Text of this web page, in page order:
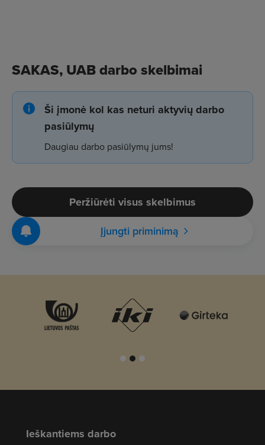
SAKAS, UAB darbo skelbimai
Ši įmonė kol kas neturi aktyvių darbo
pasiūlymų
Daugiau darbo pasiūlymų jums!
Peržiūrėti visus skelbimus
Įjungti priminimą
Ieškantiems darbo